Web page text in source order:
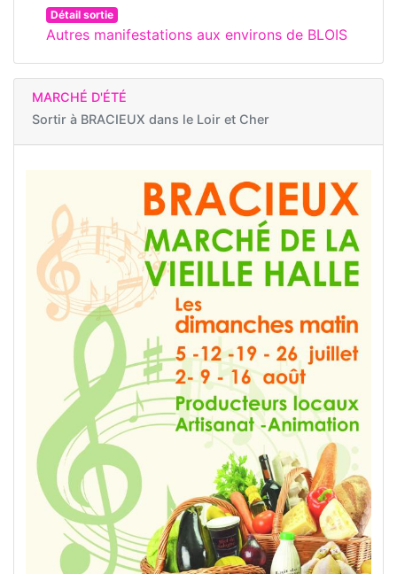
Détail sortie
Autres manifestations aux environs de BLOIS
MARCHÉ D'ÉTÉ
Sortir à BRACIEUX dans le Loir et Cher